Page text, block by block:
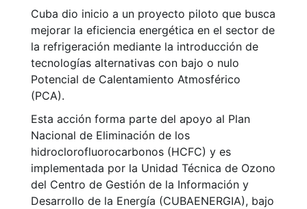
Cuba dio inicio a un proyecto piloto que busca
mejorar la eficiencia energética en el sector de
la refrigeración mediante la introducción de
tecnologías alternativas con bajo o nulo
Potencial de Calentamiento Atmosférico
(PCA).
Esta acción forma parte del apoyo al Plan
Nacional de Eliminación de los
hidroclorofluorocarbonos (HCFC) y es
implementada por la Unidad Técnica de Ozono
del Centro de Gestión de la Información y
Desarrollo de la Energía (CUBAENERGIA), bajo